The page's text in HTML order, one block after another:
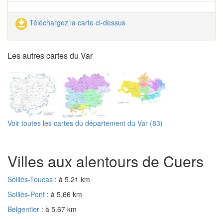
Téléchargez la carte ci-dessus
Les autres cartes du Var
Voir toutes les cartes du département du Var (83)
Villes aux alentours de Cuers
Solliès-Toucas : à 5.21 km
Solliès-Pont : à 5.66 km
Belgentier : à 5.67 km